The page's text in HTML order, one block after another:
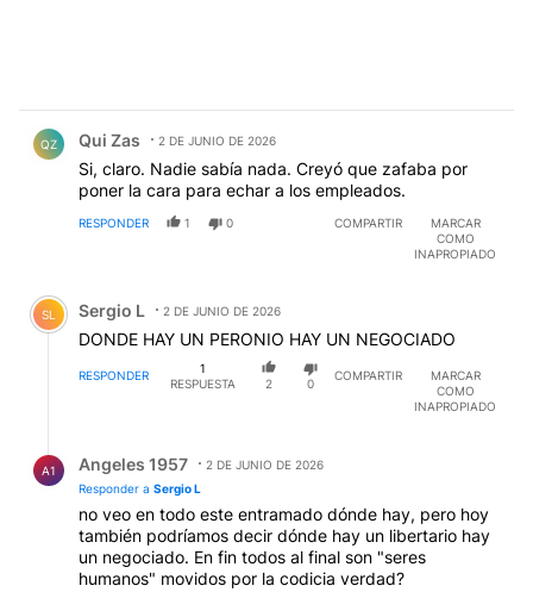
QZ Qui Zas 2 DE JUNIO DE 2026
Si, claro. Nadie sabía nada. Creyó que zafaba por
poner la cara para echar a los empleados.
RESPONDER 1 0 COMPARTIR
MARCAR
COMO
INAPROPIADO
Comentario de Sergio L.
SL Sergio L 2 DE JUNIO DE 2026
DONDE HAY UN PERONIO HAY UN NEGOCIADO
RESPONDER
1
RESPUESTA
2 0
COMPARTIR
MARCAR
COMO
INAPROPIADO
A1 Angeles 1957
2 DE JUNIO DE 2026
Responder a Sergio L
no veo en todo este entramado dónde hay, pero hoy
también podríamos decir dónde hay un libertario hay
un negociado. En fin todos al final son "seres
humanos" movidos por la codicia verdad?